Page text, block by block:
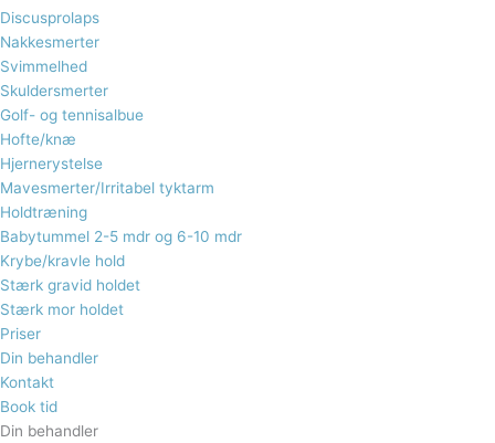
Discusprolaps
Nakkesmerter
Svimmelhed
Skuldersmerter
Golf- og tennisalbue
Hofte/knæ
Hjernerystelse
Mavesmerter/Irritabel tyktarm
Holdtræning
Babytummel 2-5 mdr og 6-10 mdr
Krybe/kravle hold
Stærk gravid holdet
Stærk mor holdet
Priser
Din behandler
Kontakt
Book tid
Din behandler